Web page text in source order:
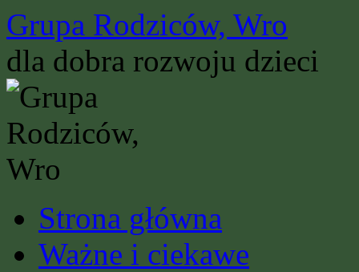
Przejdź
do
treści
Grupa Rodziców, Wro
dla dobra rozwoju dzieci
Strona główna
Ważne i ciekawe